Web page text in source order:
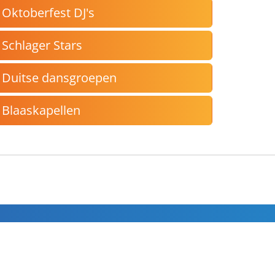
Oktoberfest DJ's
Schlager Stars
Duitse dansgroepen
Blaaskapellen